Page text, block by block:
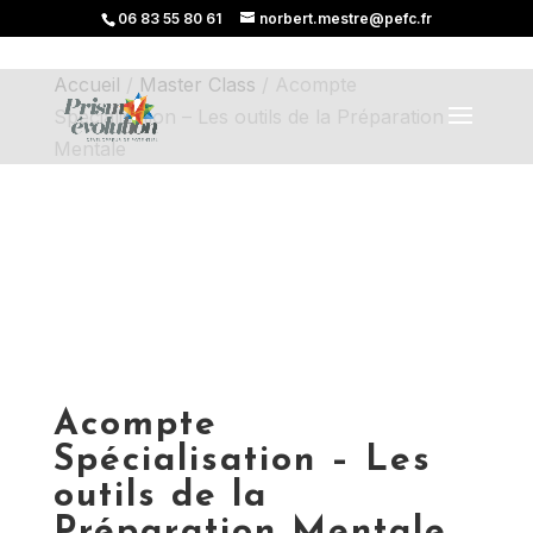
06 83 55 80 61 norbert.mestre@pefc.fr
Accueil Master Class
Spécialisation – Les outils de la Préparation
Mentale
Acompte
Spécialisation – Les
outils de la